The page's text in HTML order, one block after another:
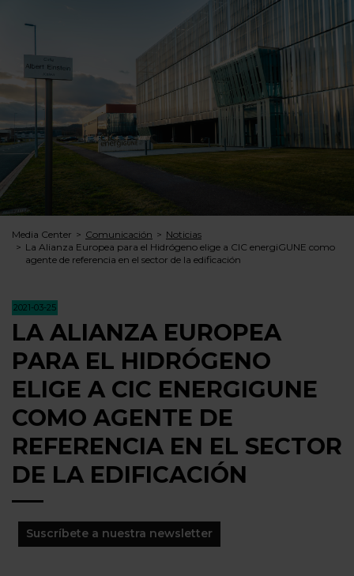
Media Center Comunicación
Noticias
La Alianza Europea para el Hidrógeno elige a CIC energiGUNE como
agente de referencia en el sector de la edificación
2021-03-25
LA ALIANZA EUROPEA
PARA EL HIDRÓGENO
ELIGE A CIC ENERGIGUNE
COMO AGENTE DE
REFERENCIA EN EL SECTOR
DE LA EDIFICACIÓN
Suscríbete a nuestra newsletter